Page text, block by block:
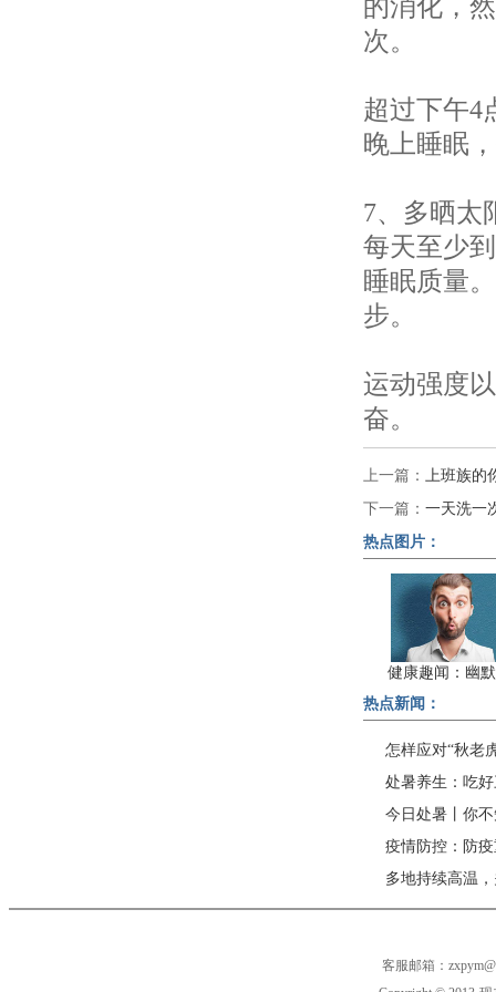
的消化，
次。
超过下午4
晚上睡眠
7、多晒太
每天至少
睡眠质量
步。
运动强度
奋。
上一篇：
上班族
下一篇： 一天洗一
热点图片：
健康趣闻：幽
热点新闻：
怎样应对“秋老
处暑养生：吃
今日处暑丨你
疫情防控：防
多地持续高温
客服邮箱：